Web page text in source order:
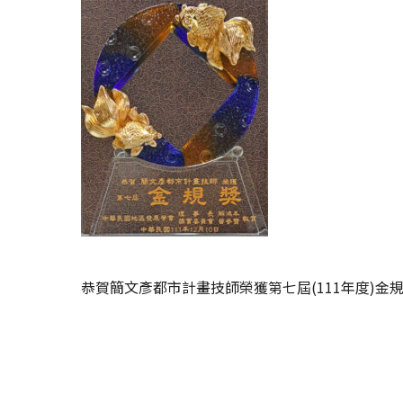
恭賀簡文彥都市計畫技師榮獲第七屆(111年度)金